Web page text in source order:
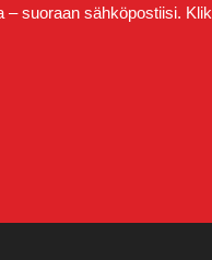
– suoraan sähköpostiisi.